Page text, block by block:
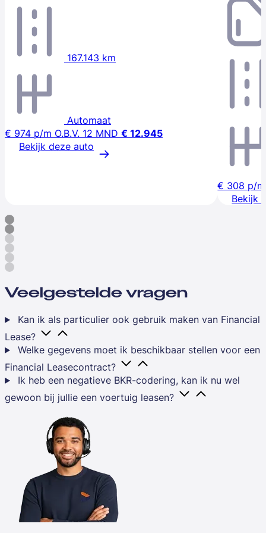
167.143 km
Automaat
€ 974 p/m O.B.V. 12 MND € 12.945
Bekijk deze auto
€ 308 p/m
Bekijk
Veelgestelde vragen
Kan ik als particulier ook gebruik maken van Financial
Lease?
Welke gegevens moet ik beschikbaar stellen voor een
Financial Leasecontract?
Ik heb een negatieve BKR-codering, kan ik nu wel
gewoon bij jullie een voertuig leasen?